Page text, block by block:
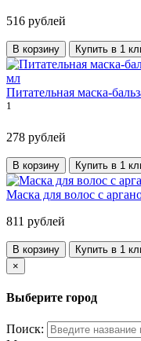
516 рублей
В корзину Купить в 1
Питательная маска-
1
278 рублей
В корзину Купить в 1
Маска для волос с
811 рублей
В корзину
Купить в 1
×
Выберите город
Поиск: